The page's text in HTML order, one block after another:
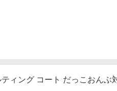
ィング コート だっこおんぶ